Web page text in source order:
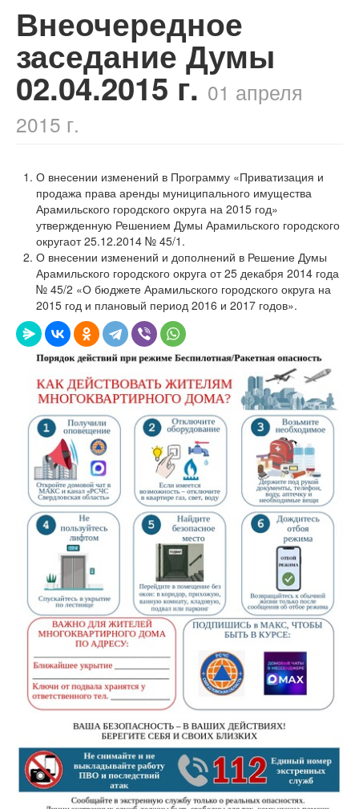
Внеочередное
заседание Думы
02.04.2015 г.01 апреля
2015 г.
О внесении изменений в Программу «Приватизация и
продажа права аренды муниципального имущества
Арамильского городского округа на 2015 год»
утвержденную Решением Думы Арамильского городского
округаот 25.12.2014 № 45/1.
О внесении изменений и дополнений в Решение Думы
Арамильского городского округа от 25 декабря 2014 года
№ 45/2 «О бюджете Арамильского городского округа на
2015 год и плановый период 2016 и 2017 годов».